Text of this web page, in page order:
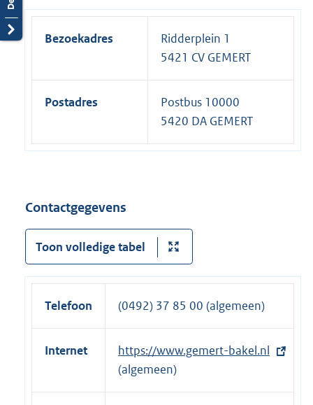
Bezoekadres
Ridderplein 1
5421 CV GEMERT
Postadres
Postbus 10000
5420 DA GEMERT
Contactgegevens
Toon volledige tabel
Telefoon (0492) 37 85 00 (algemeen)
Internet
E
x
t
https://www.gemert-bakel.nl
(algemeen)